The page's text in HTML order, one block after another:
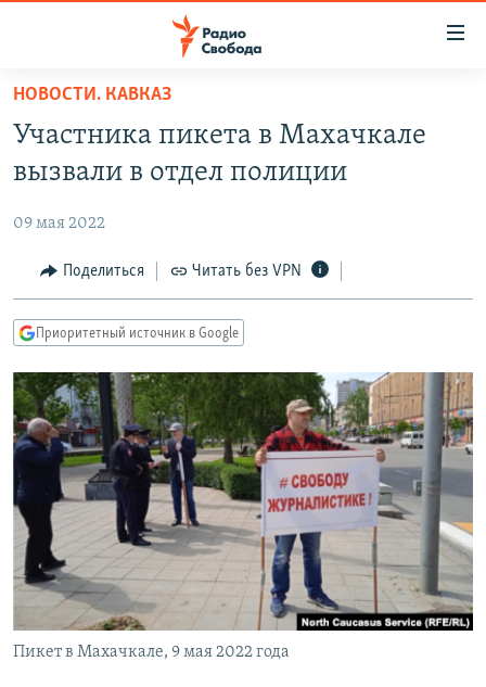
упрощенного
доступа
основному
Вернутся
главной
навигации
Вернутся
поиску
ЦИТАТЫ СВОБОДЫ
МНЕНИЯ
IDEL.РЕАЛИИ
КАВКАЗ.РЕАЛИИ
СЕВЕР.РЕАЛИИ
СИБИРЬ.РЕАЛИИ
РАСПИСАНИЕ ВЕЩАНИЯ
ПОДПИШИТЕСЬ НА РАССЫЛКУ
СОЦИАЛЬНЫЕ СЕТИ
НОВОСТИ. КАВКАЗ
Участника пикета в Махачкале
вызвали в отдел полиции
09 мая 2022
Поделиться Читать без VPN
Приоритетный источник в Google
Пикет в Махачкале, 9 мая 2022 года